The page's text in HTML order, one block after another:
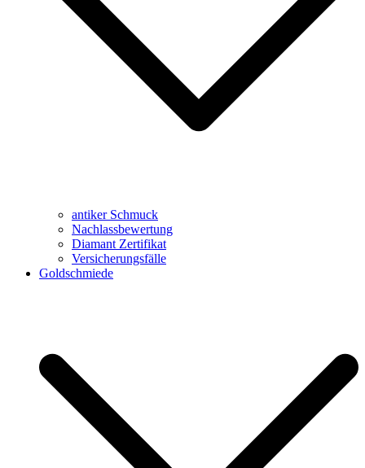
antiker Schmuck
Nachlassbewertung
Diamant Zertifikat
Versicherungsfälle
Goldschmiede